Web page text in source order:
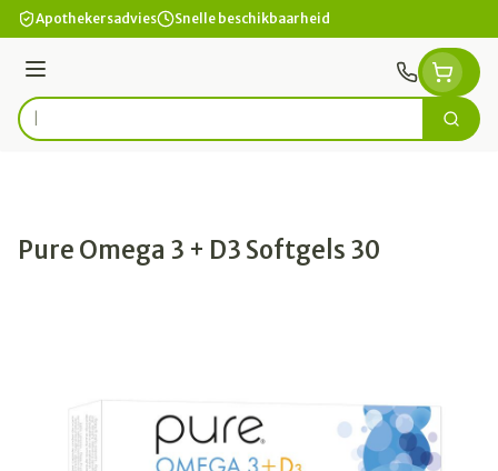
Ga naar de inhoud
Apothekersadvies Snelle beschikbaarheid
Menu
Product, merk, categorie... Zoek
Pure Omega 3 + D3 Softgels 30